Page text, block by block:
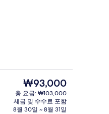
숙박 시설 정면 - 저녁/밤
현
재
가
격
₩93,000
총 요금: ₩103,000
세금 및 수수료 포함
8월 30일 ~ 8월 31일